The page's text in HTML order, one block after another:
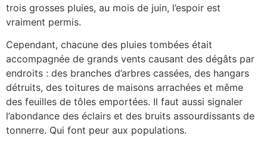
trois grosses pluies, au mois de juin, l’espoir est
vraiment permis.
Cependant, chacune des pluies tombées était
accompagnée de grands vents causant des dégâts par
endroits : des branches d’arbres cassées, des hangars
détruits, des toitures de maisons arrachées et même
des feuilles de tôles emportées. Il faut aussi signaler
l’abondance des éclairs et des bruits assourdissants de
tonnerre. Qui font peur aux populations.